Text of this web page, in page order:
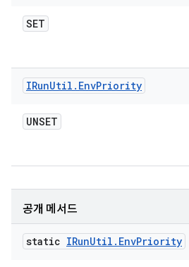
SET
IRunUtil . EnvPriority
UNSET
공개 메서드
static IRunUtil . EnvPriority